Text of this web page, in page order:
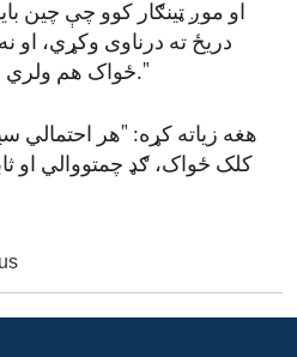
او موږ ټینګار کوو چې چین
دریځ ته درناوی وکړي، او
ځواک هم ولري چې ددغه دریځ ملاتړ وکړي."
هغه زیاته کړه: "هر احتمالي
کلک ځواک، ګډ چمتووالي او